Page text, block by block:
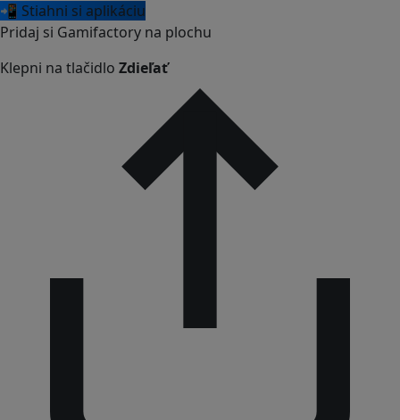
📲 Stiahni si aplikáciu
Pridaj si Gamifactory na plochu
Klepni na tlačidlo Zdieľať